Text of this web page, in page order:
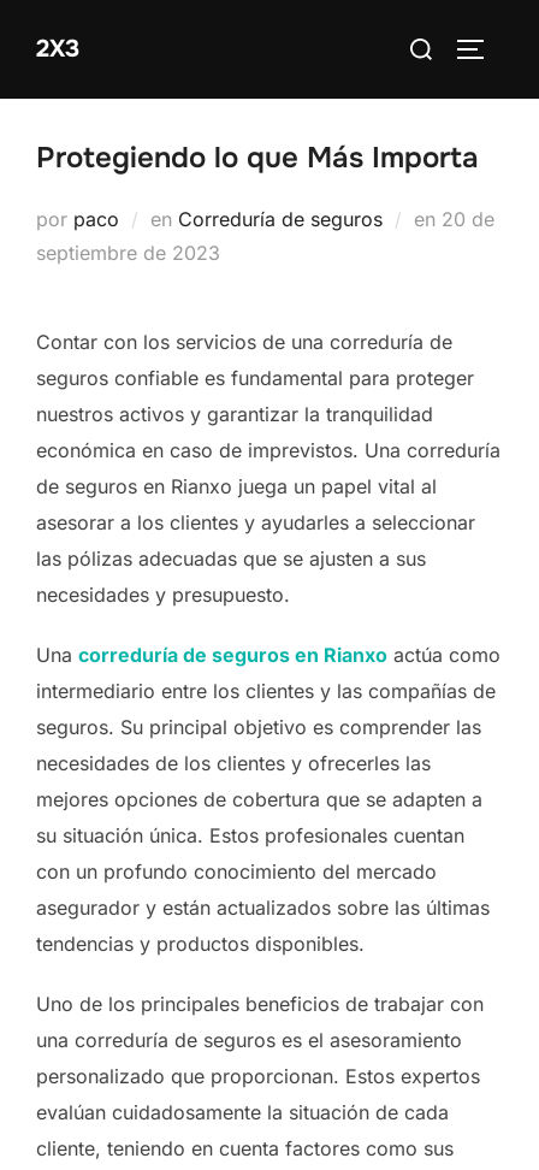
2X3 Buscar:
Protegiendo lo que Más Importa
por paco en Correduría de seguros en Publicado
20 de
septiembre de 2023
Contar con los servicios de una correduría de
seguros confiable es fundamental para proteger
nuestros activos y garantizar la tranquilidad
económica en caso de imprevistos. Una correduría
de seguros en Rianxo juega un papel vital al
asesorar a los clientes y ayudarles a seleccionar
las pólizas adecuadas que se ajusten a sus
necesidades y presupuesto.
Una correduría de seguros en Rianxo actúa como
intermediario entre los clientes y las compañías de
seguros. Su principal objetivo es comprender las
necesidades de los clientes y ofrecerles las
mejores opciones de cobertura que se adapten a
su situación única. Estos profesionales cuentan
con un profundo conocimiento del mercado
asegurador y están actualizados sobre las últimas
tendencias y productos disponibles.
Uno de los principales beneficios de trabajar con
una correduría de seguros es el asesoramiento
personalizado que proporcionan. Estos expertos
evalúan cuidadosamente la situación de cada
cliente, teniendo en cuenta factores como sus